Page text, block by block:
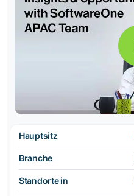
Hauptsitz
Branche
Standorte in